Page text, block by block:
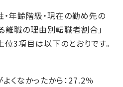
年齢階級・現在の勤め先の
離職の理由別転職者割合」
位3項目は以下のとおりです。
くなかったから：27.2％